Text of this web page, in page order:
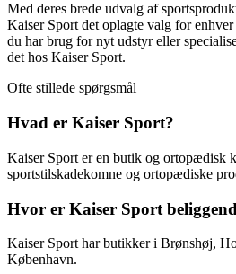
Med deres brede udvalg af
Kaiser Sport det oplagte valg for
du har brug for nyt udstyr eller
det hos Kaiser Sport.
Ofte stillede spørgsmål
Hvad er Kaiser Sport?
Kaiser Sport er en butik og ortopædisk
sportstilskadekomne og ortopædiske
Hvor er Kaiser Sport
Kaiser Sport har butikker i Brønshøj,
København.